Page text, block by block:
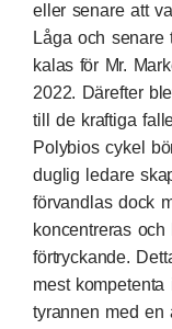
eller senare att
Låga och
kalas för Mr.
2022. Därefter
till de kraftiga
Polybios cykel
duglig ledare
förvandlas dock
koncentreras
förtryckande.
mest
tyrannen med en